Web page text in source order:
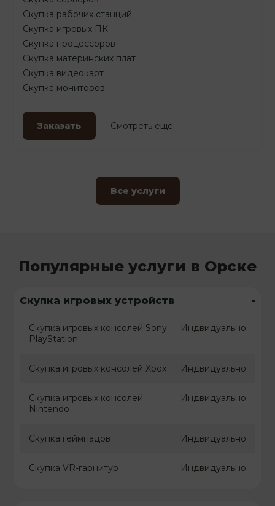
Скупка рабочих станций
Скупка игровых ПК
Скупка процессоров
Скупка материнских плат
Скупка видеокарт
Скупка мониторов
Заказать Смотреть еще
Все услуги
Популярные услуги в Орске
Скупка игровых устройств -
Скупка игровых консолей Sony
PlayStation
Индвидуально
Скупка игровых консолей Xbox Индвидуально
Скупка игровых консолей
Nintendo
Индвидуально
Скупка геймпадов Индвидуально
Скупка VR-гарнитур Индвидуально